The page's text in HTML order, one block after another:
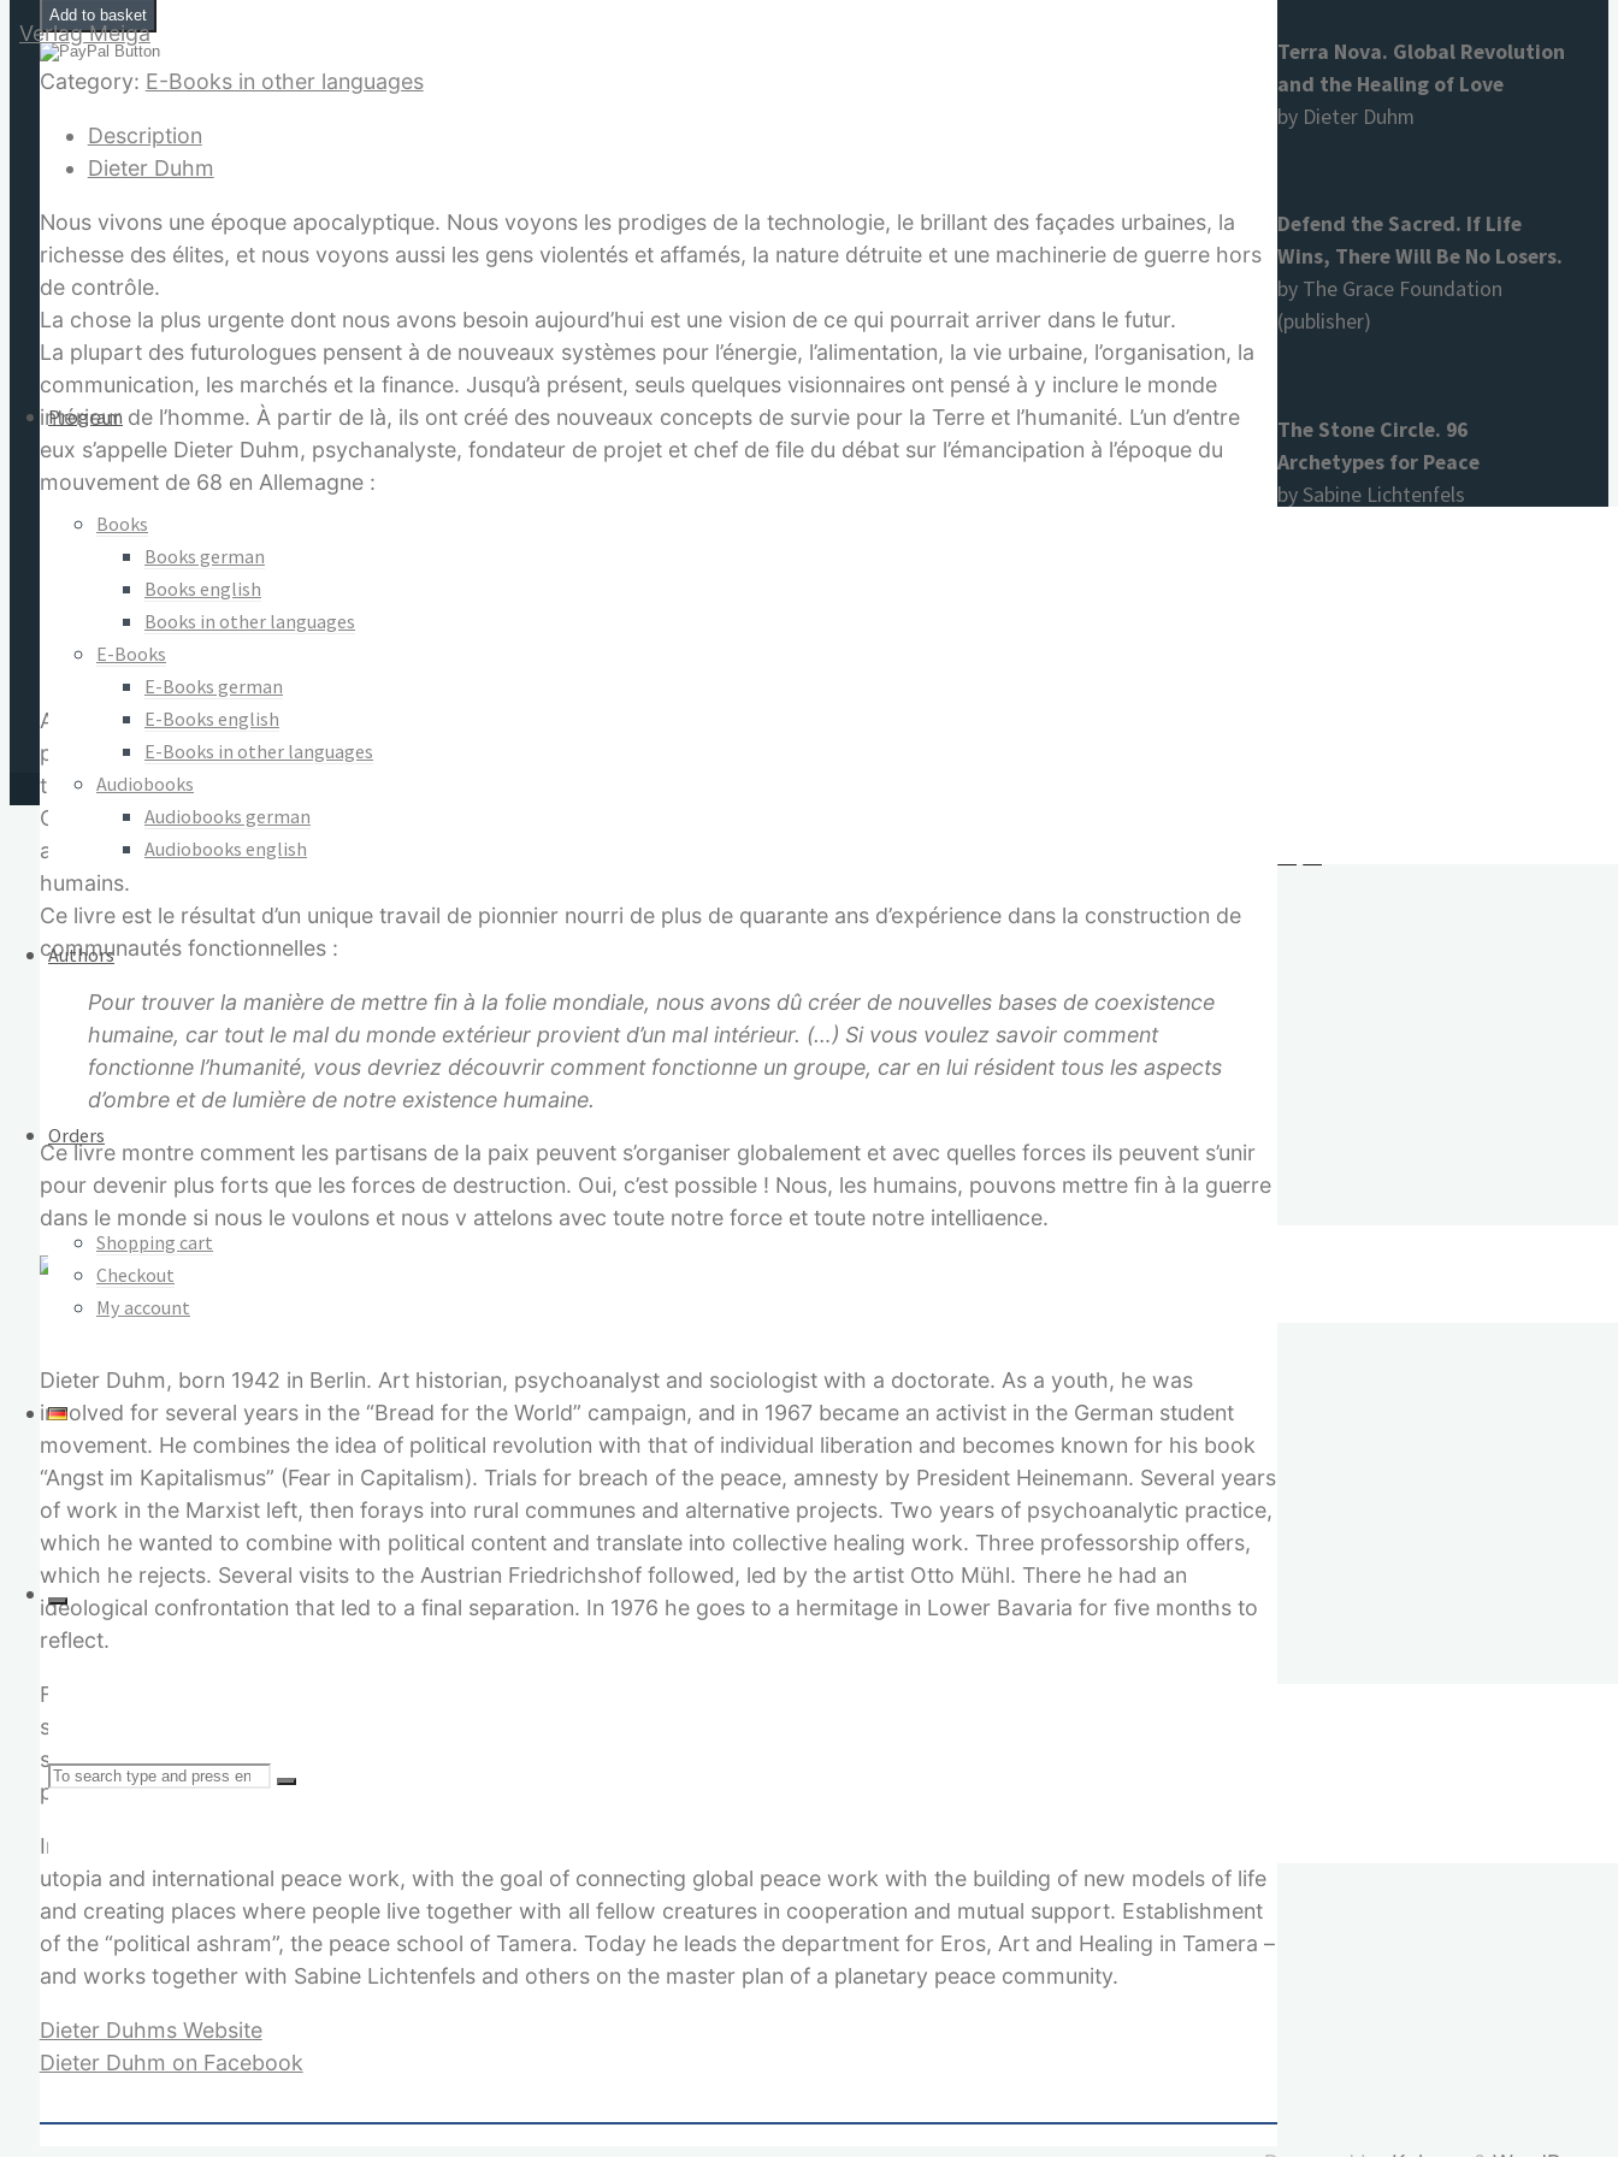
Program
Books
Books german
Books english
Books in other languages
E-Books
E-Books german
E-Books english
E-Books in other languages
Audiobooks
Audiobooks german
Audiobooks english
Authors
Orders
Shopping cart
Checkout
My account
Search
for:
Nova.
Révolution
globale
guérison
quantity
Add to basket
Category: E-Books in other languages
Description
Dieter Duhm
Nous vivons une époque apocalyptique. Nous voyons les prodiges de la technologie, le brillant des façades urbaines, la
richesse des élites, et nous voyons aussi les gens violentés et affamés, la nature détruite et une machinerie de guerre hors
de contrôle.
La chose la plus urgente dont nous avons besoin aujourd’hui est une vision de ce qui pourrait arriver dans le futur.
La plupart des futurologues pensent à de nouveaux systèmes pour l’énergie, l’alimentation, la vie urbaine, l’organisation, la
communication, les marchés et la finance. Jusqu’à présent, seuls quelques visionnaires ont pensé à y inclure le monde
intérieur de l’homme. À partir de là, ils ont créé des nouveaux concepts de survie pour la Terre et l’humanité. L’un d’entre
eux s’appelle Dieter Duhm, psychanalyste, fondateur de projet et chef de file du débat sur l’émancipation à l’époque du
mouvement de 68 en Allemagne :
Si l’’homme échoue, c’est non seulement à cause des derniers développements de l’économie monopoliste
capitaliste, mais surtout à cause de lui-même. Dans sa manière d’envisager l’avenir, il n’a pas pris en compte les
aspects essentiels de son monde intérieur. Et son monde intérieur, ce sont ses moteurs psychiques, ses désirs
libidineux, sa sexualité et son animalité, ses facultés spirituelles, ses espoirs et ses craintes et son grand potentiel
énergétique.
Aujourd’hui, 40 ans après son best-seller Angst im Kapitalismus, l’auteur présente dans ce livre un concept tout aussi
profond et minutieusement conçu sur la manière dont on pourrait initier un avenir pacifique – dans le monde entier, pour
tous les peuples, tous les êtres humains ainsi que pour la nature.
Cela commence ainsi : là où les guerres surgissent chaque jour, amener la coexistence pacifique entre les peuples. Une
approche fondamentalement différente est ici nécessaire afin que l’utopie ne soit pas vouée à l’échec à cause des conflits
humains.
Ce livre est le résultat d’un unique travail de pionnier nourri de plus de quarante ans d’expérience dans la construction de
communautés fonctionnelles :
Pour trouver la manière de mettre fin à la folie mondiale, nous avons dû créer de nouvelles bases de coexistence
humaine, car tout le mal du monde extérieur provient d’un mal intérieur. (…) Si vous voulez savoir comment
fonctionne l’humanité, vous devriez découvrir comment fonctionne un groupe, car en lui résident tous les aspects
d’ombre et de lumière de notre existence humaine.
Ce livre montre comment les partisans de la paix peuvent s’organiser globalement et avec quelles forces ils peuvent s’unir
pour devenir plus forts que les forces de destruction. Oui, c’est possible ! Nous, les humains, pouvons mettre fin à la guerre
dans le monde si nous le voulons et nous y attelons avec toute notre force et toute notre intelligence.
Dieter Duhm, born 1942 in Berlin. Art historian, psychoanalyst and sociologist with a doctorate. As a youth, he was
involved for several years in the “Bread for the World” campaign, and in 1967 became an activist in the German student
movement. He combines the idea of political revolution with that of individual liberation and becomes known for his book
“Angst im Kapitalismus” (Fear in Capitalism). Trials for breach of the peace, amnesty by President Heinemann. Several years
of work in the Marxist left, then forays into rural communes and alternative projects. Two years of psychoanalytic practice,
which he wanted to combine with political content and translate into collective healing work. Three professorship offers,
which he rejects. Several visits to the Austrian Friedrichshof followed, led by the artist Otto Mühl. There he had an
ideological confrontation that led to a final separation. In 1976 he goes to a hermitage in Lower Bavaria for five months to
reflect.
From spring 1978, development of the “Bauhütte” project. In addition to pioneering ecological work, introduction of free
sexuality, which leads to fierce slander in the German public. He develops the plan of the healing biotopes, a concrete
strategy how a worldwide peace could be brought about.1990 Move to Lanzarote, where he increasingly follows his
penchant for painting.
In 1995, together with his partner Sabine Lichtenfels and others, he founded the project “Tamera”, a center for concrete
utopia and international peace work, with the goal of connecting global peace work with the building of new models of life
and creating places where people live together with all fellow creatures in cooperation and mutual support. Establishment
of the “political ashram”, the peace school of Tamera. Today he leads the department for Eros, Art and Healing in Tamera –
and works together with Sabine Lichtenfels and others on the master plan of a planetary peace community.
Dieter Duhms Website
Dieter Duhm on Facebook
Terra Nova. Global Revolution
and the Healing of Love
by Dieter Duhm
Defend the Sacred. If Life
Wins, There Will Be No Losers.
by The Grace Foundation
(publisher)
The Stone Circle. 96
Archetypes for Peace
by Sabine Lichtenfels